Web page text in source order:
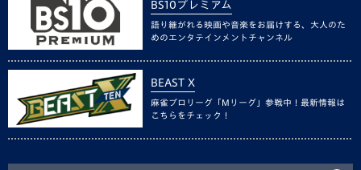
BS10プレミアム
語り継がれる映画や音楽をお届けする、大人のた
めのエンタテインメントチャンネル
BEAST X
麻雀プロリーグ「Mリーグ」参戦中！最新情報は
こちらをチェック！